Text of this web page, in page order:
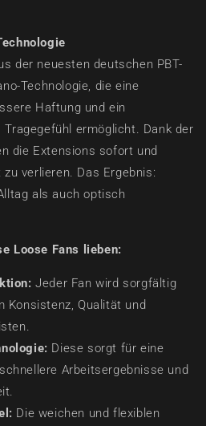
der neuesten deutschen PBT-
Technologie, die eine
Haftung und ein
ermöglicht. Dank der
die Extensions sofort und
verlieren. Das Ergebnis:
als auch optisch
Loose Fans lieben:
Jeder Fan wird sorgfältig
Konsistenz, Qualität und
Diese sorgt für eine
Arbeitsergebnisse und
Die weichen und flexiblen